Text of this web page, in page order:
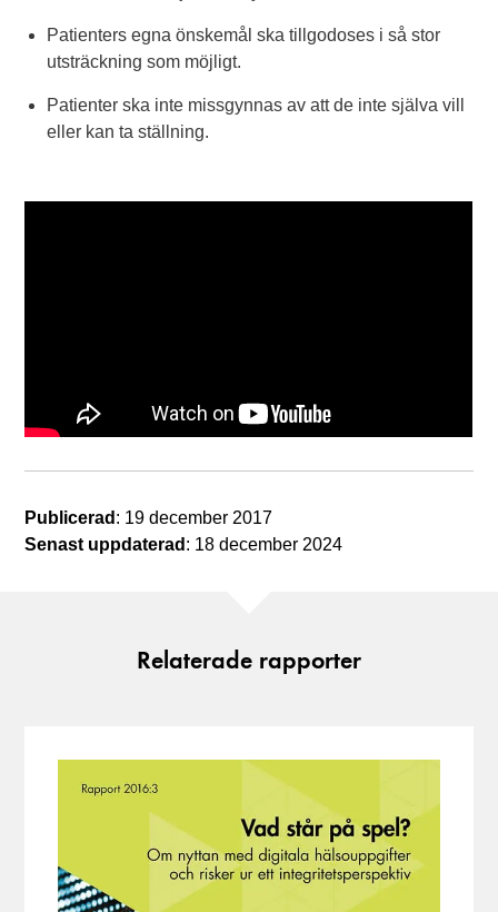
Patienters egna önskemål ska tillgodoses i så stor
utsträckning som möjligt.
Patienter ska inte missgynnas av att de inte själva vill
eller kan ta ställning.
Publicerad : 19 december 2017
Senast uppdaterad : 18 december 2024
Relaterade rapporter